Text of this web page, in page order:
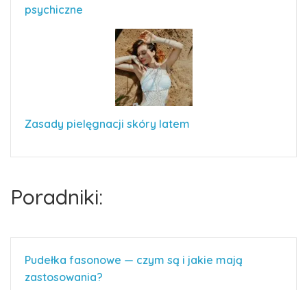
psychiczne
Zasady pielęgnacji skóry latem
Poradniki:
Pudełka fasonowe — czym są i jakie mają
zastosowania?